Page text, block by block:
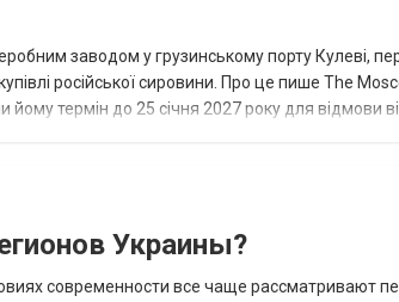
заводом у грузинському порту Кулеві,
російської сировини. Про це пише The
термін до 25 січня 2027 року для відмови
Украины?
современности все чаще рассматривают